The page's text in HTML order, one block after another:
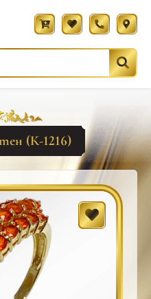
(К-1216)